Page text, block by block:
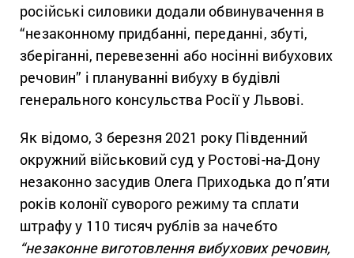
російські силовики додали обвинувачення в
“незаконному придбанні, переданні, збуті,
зберіганні, перевезенні або носінні вибухових
речовин” і плануванні вибуху в будівлі
генерального консульства Росії у Львові.
Як відомо, 3 березня 2021 року Південний
окружний військовий суд у Ростові-на-Дону
незаконно засудив Олега Приходька до п’яти
років колонії суворого режиму та сплати
штрафу у 110 тисяч рублів за начебто
“незаконне виготовлення вибухових речовин,